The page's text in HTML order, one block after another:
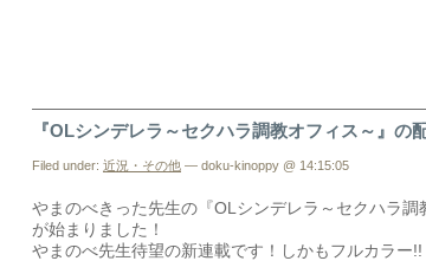
『OLシンデレラ～セクハラ調教オフィス～』の
Filed under: 近況・その他 — doku-kinoppy @ 14:15:05
やまのべきった先生の『OLシンデレラ～セクハラ調
が始まりました！
やまのべ先生待望の新連載です！しかもフルカラー